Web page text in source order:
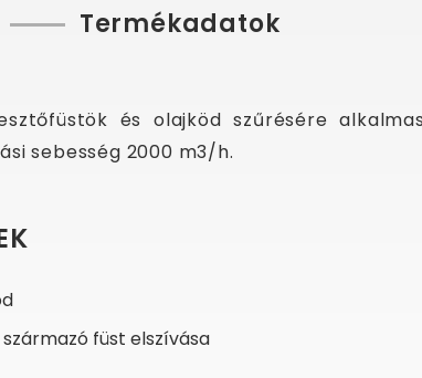
Termékadatok
és olajköd szűrésére
sebesség 2000 m3/h.
füst elszívása